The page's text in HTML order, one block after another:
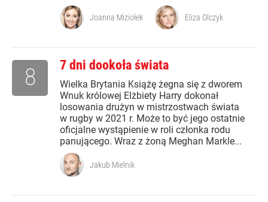
Joanna Miziołek Eliza Olczyk
7 dni dookoła świata
Wielka Brytania Książę żegna się z dworem
Wnuk królowej Elżbiety Harry dokonał
losowania drużyn w mistrzostwach świata
w rugby w 2021 r. Może to być jego ostatnie
oficjalne wystąpienie w roli członka rodu
panującego. Wraz z żoną Meghan Markle...
8
Jakub Mielnik